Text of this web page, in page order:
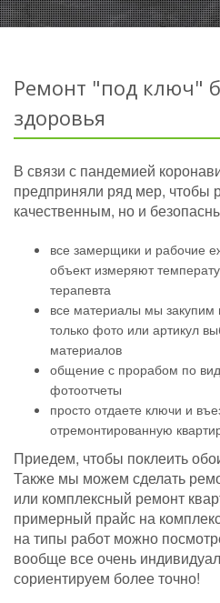
Ремонт "под ключ"
здоровья
В связи с пандемией
предприняли ряд мер, чтобы
качественным, но и
все замерщики и рабочие
объект измеряют
терапевта
все материалы мы закупим
только фото или артикул
материалов
общение с прорабом по
фотоотчеты
просто отдаете ключи и
отремонтированную
Приедем, чтобы поклеить
Также мы можем сделать
или комплексный ремонт
примерный прайс на
на типы работ можно
вообще все очень
сориентируем более точно!